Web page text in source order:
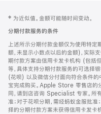
页
页
脚
注
‡ 为近似值。金额可能随时间变动。
分期付款服务的条件
上述所示分期付款金额仅为使用特
额，未显示小数点以后的金额)，实际
期付款方案由信用卡发卡机构 (包括
等，具体支持分期付款服务的可选择
(花呗) 以及微信分付面向符合条件的
宝完成购买。Apple Store 零售店
同，请到店咨询 Specialist 专家。所
准；对于花呗分期，需经蚂蚁金服批准
择的分期付款方案未获得信用卡发卡